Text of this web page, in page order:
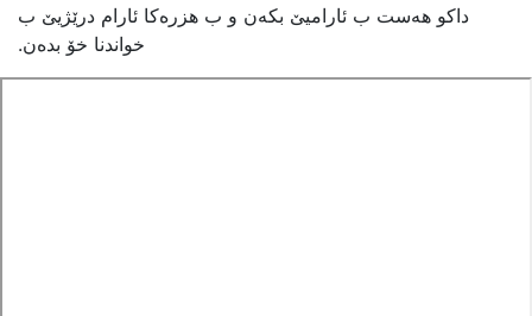
داکو هەست ب ئارامیێ بکەن و ب هزرەکا ئارام درێژیێ ب
خواندنا خۆ بدەن.